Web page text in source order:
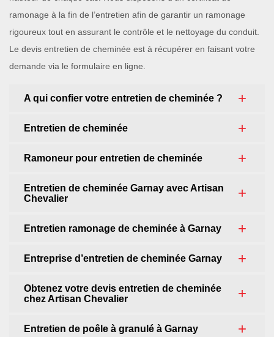
ramonage à la fin de l’entretien afin de garantir un ramonage
rigoureux tout en assurant le contrôle et le nettoyage du conduit.
Le devis entretien de cheminée est à récupérer en faisant votre
demande via le formulaire en ligne.
A qui confier votre entretien de cheminée ?
Entretien de cheminée
Ramoneur pour entretien de cheminée
Entretien de cheminée Garnay avec Artisan
Chevalier
Entretien ramonage de cheminée à Garnay
Entreprise d’entretien de cheminée Garnay
Obtenez votre devis entretien de cheminée
chez Artisan Chevalier
Entretien de poêle à granulé à Garnay